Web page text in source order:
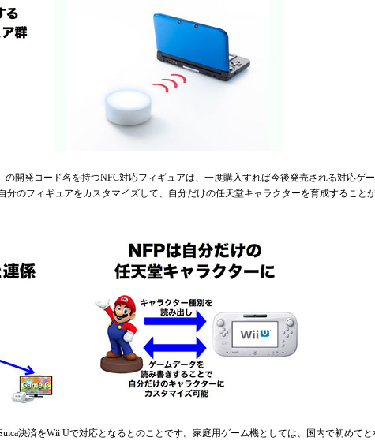
」の開発コード名を持つNFC対応フィギュアは、一度購入すれば今後発売される対応ゲ
分のフィギュアをカスタマイズして、自分だけの任天堂キャラクターを育成すること
決済をWii Uで対応となるとのことです。家庭用ゲーム機としては、国内で初めてと